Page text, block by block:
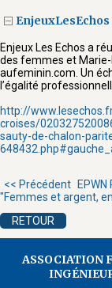
Enjeux Les Echos a
des femmes et Marie-
aufeminin.com. Un
l’égalité
http://
croises/
sauty-de-chalon-
<< Précédent
EPWN
"Femmes et argent,
RETOUR
ASSOCIATION